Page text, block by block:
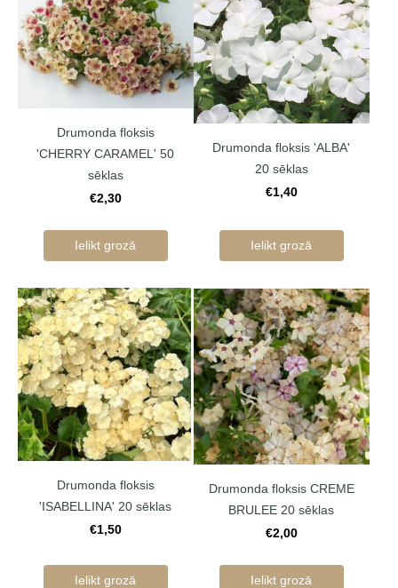
Drumonda floksis
'CHERRY CARAMEL' 50
sēklas
€2,30
Ielikt grozā
Drumonda floksis 'ALBA'
20 sēklas
€1,40
Ielikt grozā
Drumonda floksis
'ISABELLINA' 20 sēklas
€1,50
Ielikt grozā
Drumonda floksis CREME
BRULEE 20 sēklas
€2,00
Ielikt grozā